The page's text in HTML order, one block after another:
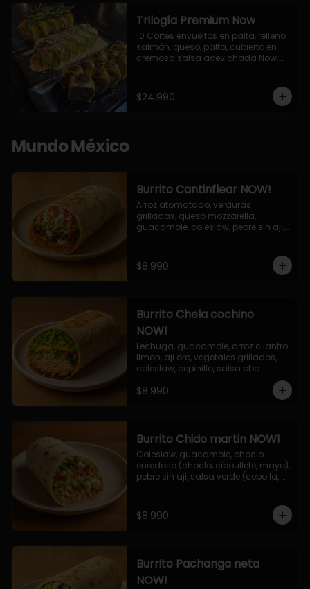
Trilogía Premium Now
10 Cortes envueltos en palta, relleno
salmón, queso, palta, cubierto en
cremosa salsa acevichada Now.
palta, cubierto con topping de
chimichurri de la casa flambeado.
$24.990
Mundo México
Burrito Cantinflear NOW!
Arroz atomatado, verduras
grilladas, queso mozzarella,
guacamole, coleslaw, pebre sin aji,
$8.990
Burrito Chela cochino
NOW!
Lechuga, guacamole, arroz cilantro
limon, aji oro, vegetales grillados,
coleslaw, pepinillo, salsa bbq
$8.990
Burrito Chido martin NOW!
Coleslaw, guacamole, choclo
enredoso (choclo, ciboullete, mayo),
pebre sin aji, salsa verde (cebolla,
$8.990
Burrito Pachanga neta
NOW!